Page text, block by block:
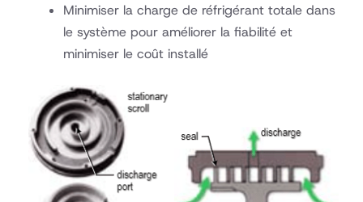
Minimiser la charge de réfrigérant totale dans
le système pour améliorer la fiabilité et
minimiser le coût installé